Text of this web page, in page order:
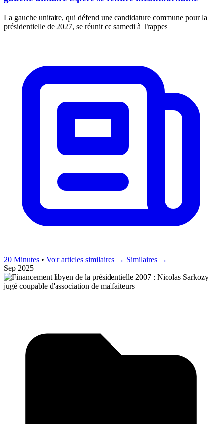
La gauche unitaire, qui défend une candidature commune pour la
présidentielle de 2027, se réunit ce samedi à Trappes
20 Minutes • Voir articles similaires → Similaires →
Sep 2025